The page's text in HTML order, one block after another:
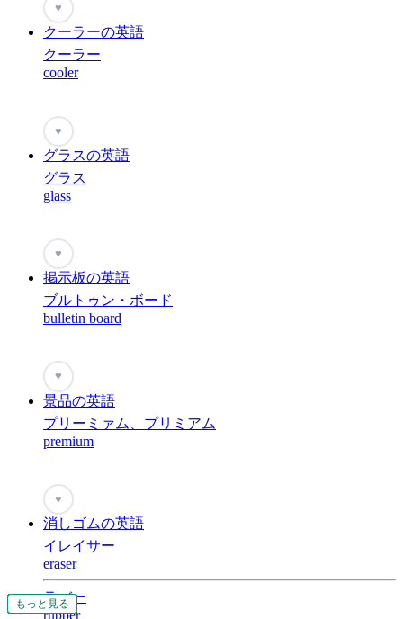
もっと見る
もっと見る
もっと見る
もっと見る
もっと見る
もっと見る
もっと見る
もっと見る
もっと見る
もっと見る
♥
クーラーの英語
クーラー
cooler
♥
グラスの英語
グラス
glass
♥
掲示板の英語
ブルトゥン・ボード
bulletin board
もっと見る
♥
景品の英語
プリーミァム、プリミアム
premium
♥
消しゴムの英語
イレイサー
eraser
ラバー
rubber
もっと見る
もっと見る
もっと見る
もっと見る
もっと見る
もっと見る
もっと見る
もっと見る
もっと見る
もっと見る
もっと見る
もっと見る
もっと見る
もっと見る
もっと見る
もっと見る
もっと見る
もっと見る
もっと見る
もっと見る
もっと見る
もっと見る
もっと見る
もっと見る